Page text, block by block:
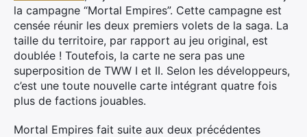
la campagne “Mortal Empires”. Cette campagne est
censée réunir les deux premiers volets de la saga. La
taille du territoire, par rapport au jeu original, est
doublée ! Toutefois, la carte ne sera pas une
superposition de TWW I et II. Selon les développeurs,
c’est une toute nouvelle carte intégrant quatre fois
plus de factions jouables.
Mortal Empires fait suite aux deux précédentes